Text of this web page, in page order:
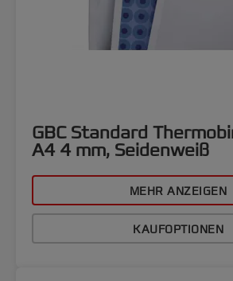
GBC Standard
A4 4 mm, Seidenweiß
MEHR ANZEIGEN
KAUFOPTIONEN